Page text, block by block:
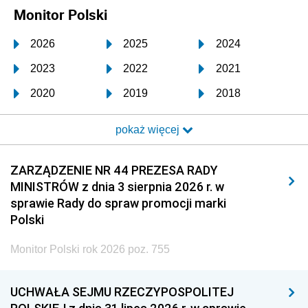
Monitor Polski
2026 2025 2024
2023 2022 2021
2020 2019 2018
2017 2016 2015
2014 2013 2012
2011 2010 2009
2008 2007 2006
2005
1996 1995 1994
pokaż więcej
ZARZĄDZENIE NR 44 PREZESA RADY
MINISTRÓW z dnia 3 sierpnia 2026 r. w
sprawie Rady do spraw promocji marki
Polski
Monitor Polski rok 2026 poz. 755
UCHWAŁA SEJMU RZECZYPOSPOLITEJ